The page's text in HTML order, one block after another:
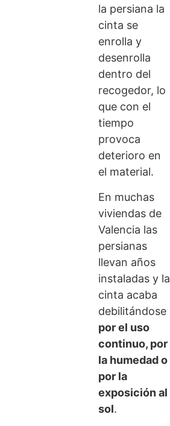
la persiana la
cinta se
enrolla y
desenrolla
dentro del
recogedor, lo
que con el
tiempo
provoca
deterioro en
el material.
En muchas
viviendas de
Valencia las
persianas
llevan años
instaladas y la
cinta acaba
debilitándose
por el uso
continuo, por
la humedad o
por la
exposición al
sol.